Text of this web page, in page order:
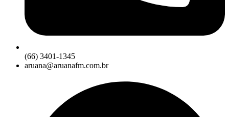
(66) 3401-1345
aruana@aruanafm.com.br